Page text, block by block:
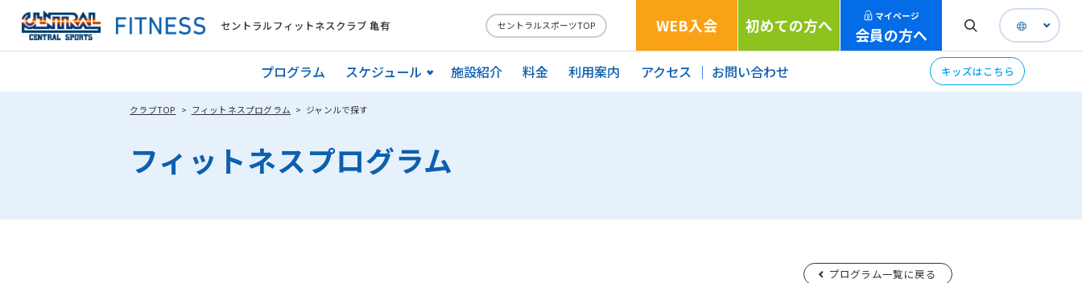
セントラルフィットネスクラブ 亀有 セントラルスポーツTOP WEB入会 初めての方へ マイページ
会員の方へ
プログラム スケジュール 施設紹介 料金 利用案内 アクセス お問い合わせ キッズはこちら
クラブTOP フィットネスプログラム ジャンルで探す
フィットネスプログラム
プログラム一覧に戻る